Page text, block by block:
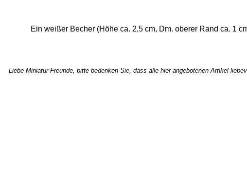
Ein weißer Becher (Höhe ca. 2,5 cm, Dm. oberer Rand ca. 1
Liebe Miniatur-Freunde, bitte bedenken Sie, dass alle hier angebotenen Artikel